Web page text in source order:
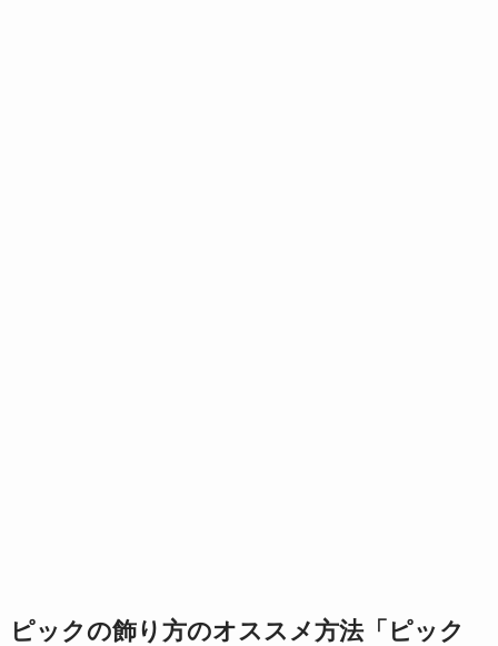
ピックの飾り方のオススメ方法「ピック